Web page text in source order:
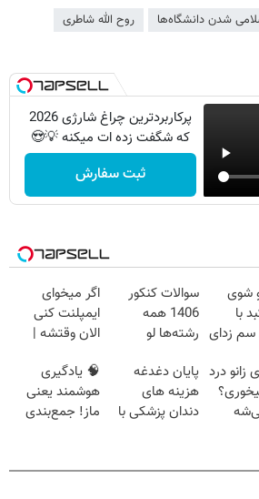
شدن دانشگاه‌ها روح الله شاطری
پرکاربردترین چراغ شارژی 2026
که شگفت زده ات میکنه 💡😍
ثبت سفارش
شوی
با
زدای
سوالات کنکور
1406 همه
رشته‌ها لو
اگر میخوای
ایمپلنت کنی
الان وقتشه |
میلیون تومان!!!
زانو درد پایان دغدغه
هزینه های
دندان پزشکی با
🧠 یادگیری
هوشمند یعنی
ماز! جمع‌بندی
📘